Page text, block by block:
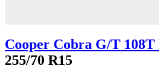
Cooper Cobra G/T
255/70 R15